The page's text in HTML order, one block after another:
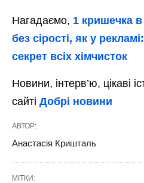
Нагадаємо, 1 кришечка в
без сірості, як у
секрет всіх хімчисток
Новини, інтерв’ю, цікаві
сайті Добрі новини
АВТОР:
Анастасія Кришталь
МІТКИ: